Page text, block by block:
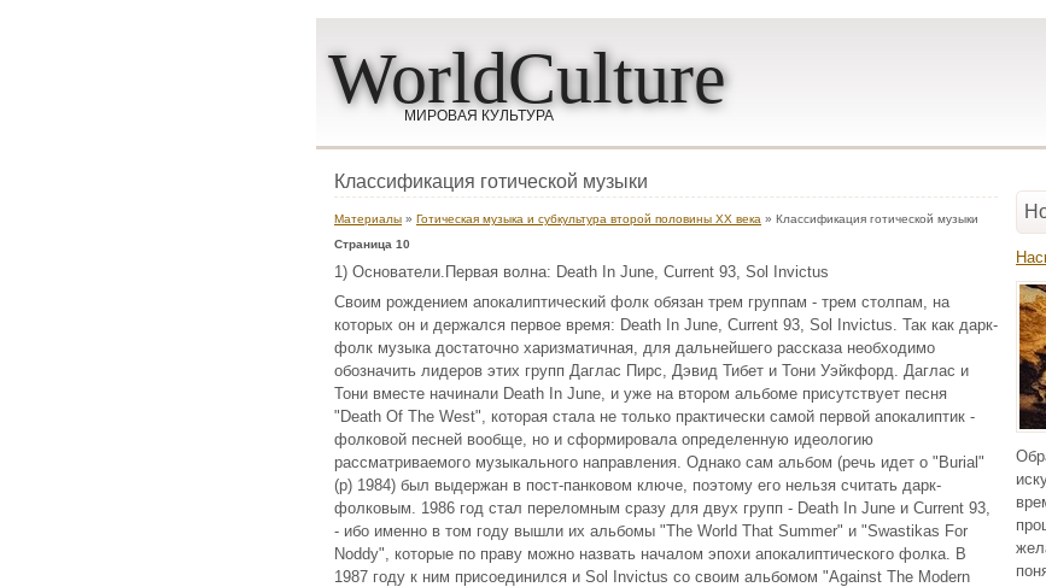
WorldCulture
МИРОВАЯ КУЛЬТУРА
Классификация готической музыки
Материалы » Готическая музыка и субкультура второй половины ХХ века » Классификация готической музыки
Страница 10
1) Основатели.Первая волна: Death In June, Current 93, Sol Invictus
Своим рождением апокалиптический фолк обязан трем группам - трем столпам, на
которых он и держался первое время: Death In June, Current 93, Sol Invictus. Так как дарк-
фолк музыка достаточно харизматичная, для дальнейшего рассказа необходимо
обозначить лидеров этих групп Даглас Пирс, Дэвид Тибет и Тони Уэйкфорд. Даглас и
Тони вместе начинали Death In June, и уже на втором альбоме присутствует песня
"Death Of The West", которая стала не только практически самой первой апокалиптик -
фолковой песней вообще, но и сформировала определенную идеологию
рассматриваемого музыкального направления. Однако сам альбом (речь идет о "Burial"
(p) 1984) был выдержан в пост-панковом ключе, поэтому его нельзя считать дарк-
фолковым. 1986 год стал переломным сразу для двух групп - Death In June и Current 93,
- ибо именно в том году вышли их альбомы "The World That Summer" и "Swastikas For
Noddy", которые по праву можно назвать началом эпохи апокалиптического фолка. В
1987 году к ним присоединился и Sol Invictus со своим альбомом "Against The Modern